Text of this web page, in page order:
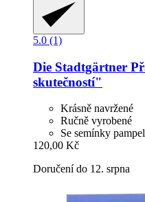
5.0 (1)
Die Stadtgärtner
skutečností"
Krásně navržené
Ručně vyrobené
Se semínky
120,00 Kč
Doručení do 12. srpna